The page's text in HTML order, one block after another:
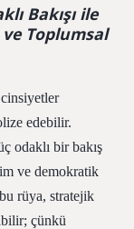
Bakışı ile
Toplumsal
edebilir.
odaklı bir bakış
ve demokratik
rüya, stratejik
çünkü